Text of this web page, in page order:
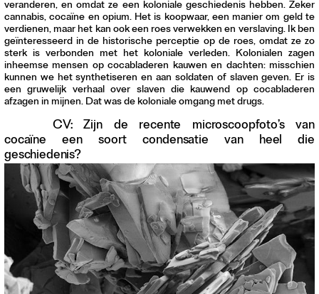
veranderen, en omdat ze een koloniale geschiedenis hebben. Zeker
cannabis, cocaïne en opium. Het is koopwaar, een manier om geld te
verdienen, maar het kan ook een roes verwekken en verslaving. Ik ben
geïnteresseerd in de historische perceptie op de roes, omdat ze zo
sterk is verbonden met het koloniale verleden. Kolonialen zagen
inheemse mensen op cocabladeren kauwen en dachten: misschien
kunnen we het synthetiseren en aan soldaten of slaven geven. Er is
een gruwelijk verhaal over slaven die kauwend op cocabladeren
afzagen in mijnen. Dat was de koloniale omgang met drugs.
CV: Zijn de recente microscoopfoto’s van
cocaïne een soort condensatie van heel die
geschiedenis?